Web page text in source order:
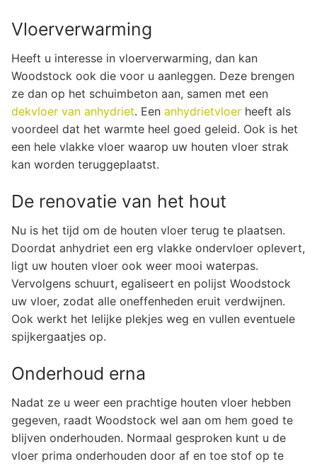
Vloerverwarming
Heeft u interesse in vloerverwarming, dan kan
Woodstock ook die voor u aanleggen. Deze brengen
ze dan op het schuimbeton aan, samen met een
dekvloer van anhydriet. Een anhydrietvloer heeft als
voordeel dat het warmte heel goed geleid. Ook is het
een hele vlakke vloer waarop uw houten vloer strak
kan worden teruggeplaatst.
De renovatie van het hout
Nu is het tijd om de houten vloer terug te plaatsen.
Doordat anhydriet een erg vlakke ondervloer oplevert,
ligt uw houten vloer ook weer mooi waterpas.
Vervolgens schuurt, egaliseert en polijst Woodstock
uw vloer, zodat alle oneffenheden eruit verdwijnen.
Ook werkt het lelijke plekjes weg en vullen eventuele
spijkergaatjes op.
Onderhoud erna
Nadat ze u weer een prachtige houten vloer hebben
gegeven, raadt Woodstock wel aan om hem goed te
blijven onderhouden. Normaal gesproken kunt u de
vloer prima onderhouden door af en toe stof op te